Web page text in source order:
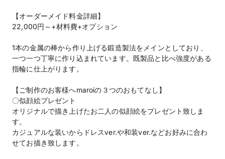
【オーダーメイド料金詳細】
22,000円～+材料費+オプション
1本の金属の棒から作り上げる鍛造製法をメインとしており、
一つ一つ丁寧に作り込まれています。既製品と比べ強度がある
指輪に仕上がります。
【ご制作のお客様へmaroiの３つのおもてなし】
〇似顔絵プレゼント
オリジナルで描き上げたお二人の似顔絵をプレゼント致しま
す。
カジュアルな装いからドレスver.や和装ver.などお好みに合わ
せてお描き致します。